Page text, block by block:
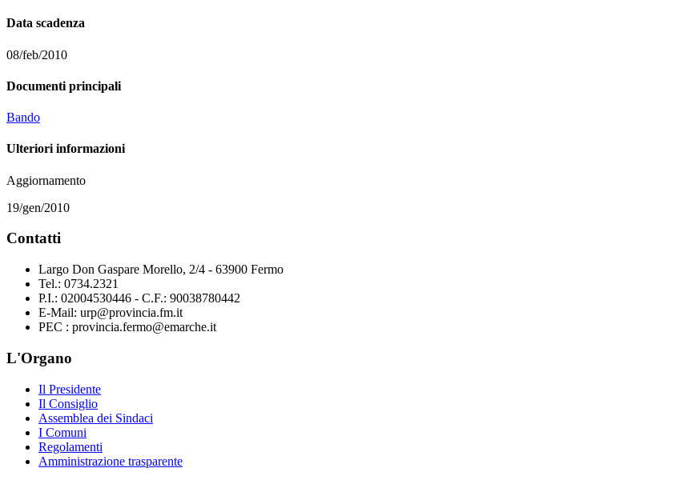
Data scadenza
08/feb/2010
Documenti principali
Bando
Ulteriori informazioni
Aggiornamento
19/gen/2010
Contatti
Largo Don Gaspare Morello, 2/4 - 63900 Fermo
Tel.: 0734.2321
P.I.: 02004530446 - C.F.: 90038780442
E-Mail: urp@provincia.fm.it
PEC : provincia.fermo@emarche.it
L'Organo
Il Presidente
Il Consiglio
Assemblea dei Sindaci
I Comuni
Regolamenti
Amministrazione trasparente